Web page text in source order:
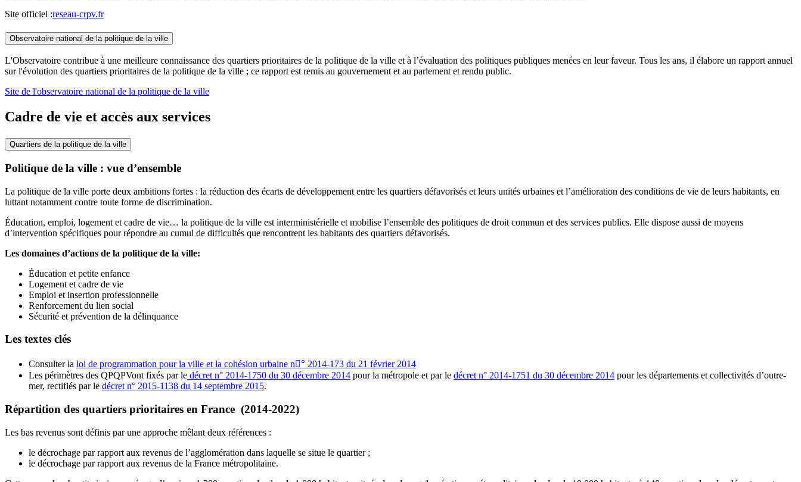
Site officiel :reseau-crpv.fr
Observatoire national de la politique de la ville
L'Observatoire contribue à une meilleure connaissance des quartiers prioritaires de la politique de la ville et à l’évaluation des politiques publiques menées en leur faveur. Tous les ans, il élabore un rapport annuel
sur l'évolution des quartiers prioritaires de la politique de la ville ; ce rapport est remis au gouvernement et au parlement et rendu public.
Site de l'observatoire national de la politique de la ville
Cadre de vie et accès aux services
Quartiers de la politique de la ville
Politique de la ville : vue d’ensemble
La politique de la ville porte deux ambitions fortes : la réduction des écarts de développement entre les quartiers défavorisés et leurs unités urbaines et l’amélioration des conditions de vie de leurs habitants, en
luttant notamment contre toute forme de discrimination.
Éducation, emploi, logement et cadre de vie… la politique de la ville est interministérielle et mobilise l’ensemble des politiques de droit commun et des services publics. Elle dispose aussi de moyens
d’intervention spécifiques pour répondre au cumul de difficultés que rencontrent les habitants des quartiers défavorisés.
Les domaines d’actions de la politique de la ville:
Éducation et petite enfance
Logement et cadre de vie
Emploi et insertion professionnelle
Renforcement du lien social
Sécurité et prévention de la délinquance
Les textes clés
Consulter la loi de programmation pour la ville et la cohésion urbaine n°ٔ 2014-173 du 21 février 2014
Les périmètres des QPQPVont fixés par le décret n° 2014-1750 du 30 décembre 2014 pour la métropole et par le décret n° 2014-1751 du 30 décembre 2014 pour les départements et collectivités d’outre-
mer, rectifiés par le décret n° 2015-1138 du 14 septembre 2015.
Répartition des quartiers prioritaires en France (2014-2022)
Les bas revenus sont définis par une approche mêlant deux références :
le décrochage par rapport aux revenus de l’agglomération dans laquelle se situe le quartier ;
le décrochage par rapport aux revenus de la France métropolitaine.